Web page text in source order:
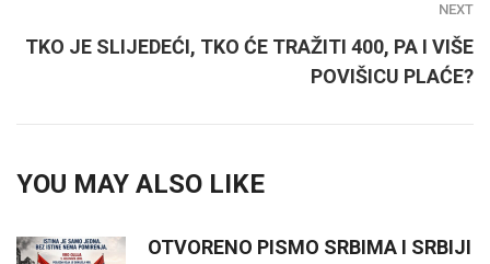
NEXT
TKO JE SLIJEDEĆI, TKO ĆE TRAŽITI 400, PA I VIŠE
POVIŠICU PLAĆE?
YOU MAY ALSO LIKE
OTVORENO PISMO SRBIMA I SRBIJI